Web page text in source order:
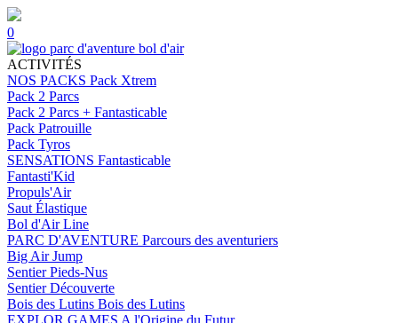
0
ACTIVITÉS
NOS PACKS Pack Xtrem
Pack 2 Parcs
Pack 2 Parcs + Fantasticable
Pack Patrouille
Pack Tyros
SENSATIONS Fantasticable
Fantasti'Kid
Propuls'Air
Saut Élastique
Bol d'Air Line
PARC D'AVENTURE Parcours des aventuriers
Big Air Jump
Sentier Pieds-Nus
Sentier Découverte
Bois des Lutins Bois des Lutins
EXPLOR GAMES A l'Origine du Futur